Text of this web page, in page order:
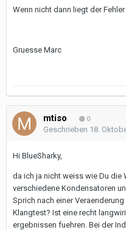
Wenn nicht dann liegt der
Gruesse Marc
mtiso 0
Geschrieben 18.
Hi BlueSharky,
da ich ja nicht weiss wie Du die
verschiedene Kondensatoren
Sprich nach einer
Klangtest? Ist eine recht
ergebnissen fuehren. Bei der